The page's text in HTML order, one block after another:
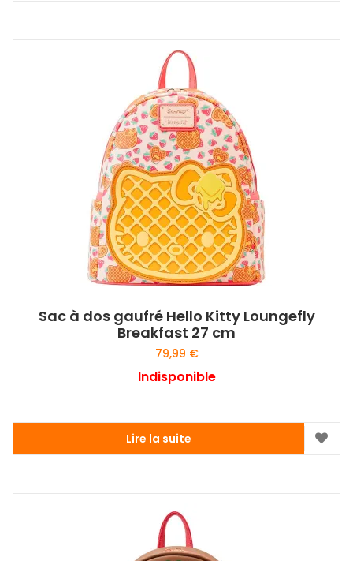
Sac à dos gaufré Hello Kitty Loungefly
Breakfast 27 cm
79,99 €
Indisponible
Lire la suite